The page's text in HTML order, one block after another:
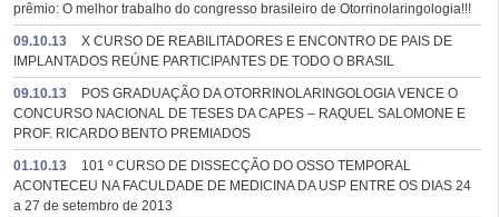
prêmio: O melhor trabalho do congresso brasileiro de Otorrinolaringologia!!!
09.10.13
X CURSO DE REABILITADORES E ENCONTRO DE PAIS DE
IMPLANTADOS REÚNE PARTICIPANTES DE TODO O BRASIL
09.10.13
POS GRADUAÇÃO DA OTORRINOLARINGOLOGIA VENCE O
CONCURSO NACIONAL DE TESES DA CAPES – RAQUEL SALOMONE E
PROF. RICARDO BENTO PREMIADOS
01.10.13
101 º CURSO DE DISSECÇÃO DO OSSO TEMPORAL
ACONTECEU NA FACULDADE DE MEDICINA DA USP ENTRE OS DIAS 24
a 27 de setembro de 2013